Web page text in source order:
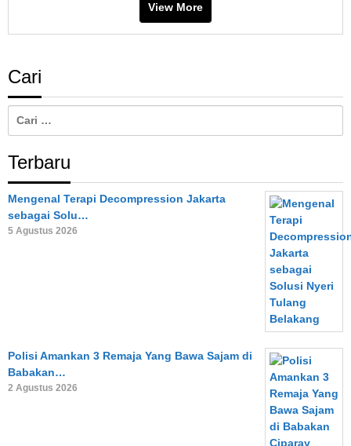
View More
Cari
Terbaru
Mengenal Terapi Decompression Jakarta
sebagai Solu…
5 Agustus 2026
Polisi Amankan 3 Remaja Yang Bawa Sajam di
Babakan…
2 Agustus 2026